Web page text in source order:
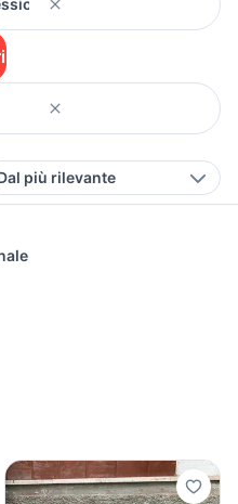
più rilevante